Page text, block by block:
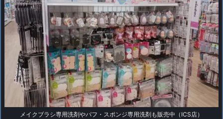
メイクブラシ専用洗剤やパフ・スポンジ専用洗剤も販売中（ICS店）